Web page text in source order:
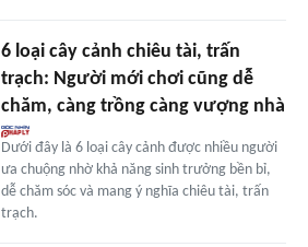
6 loại cây cảnh chiêu tài, trấn
trạch: Người mới chơi cũng dễ
chăm, càng trồng càng vượng nhà
Dưới đây là 6 loại cây cảnh được nhiều người
ưa chuộng nhờ khả năng sinh trưởng bền bỉ,
dễ chăm sóc và mang ý nghĩa chiêu tài, trấn
trạch.